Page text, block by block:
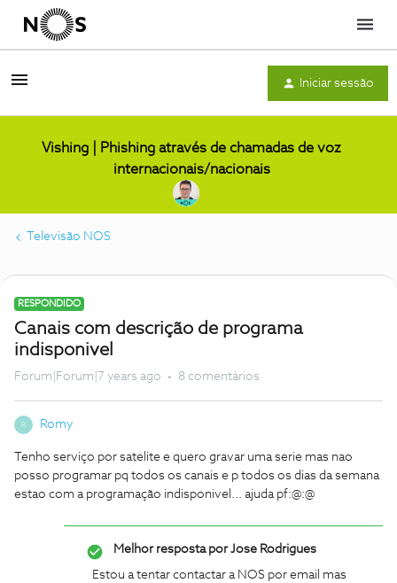
Menu
Iniciar sessão
Vishing | Phishing através de chamadas de voz
internacionais/nacionais
Televisão NOS
RESPONDIDO
Canais com descrição de programa
indisponivel
Forum|Forum|7 years ago 8 comentários
R Romy
Tenho serviço por satelite e quero gravar uma serie mas nao
posso programar pq todos os canais e p todos os dias da semana
estao com a programação indisponivel... ajuda pf:@:@
Melhor resposta porJose Rodrigues
Estou a tentar contactar a NOS por email mas